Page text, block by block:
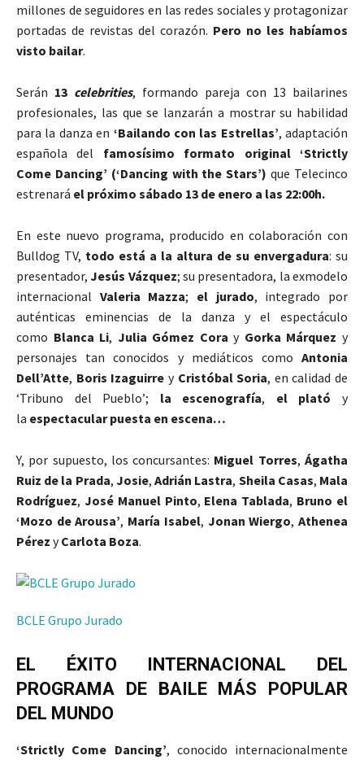
millones de seguidores en las redes sociales y protagonizar
portadas de revistas del corazón. Pero no les habíamos
visto bailar.
Serán 13 celebrities, formando pareja con 13 bailarines
profesionales, las que se lanzarán a mostrar su habilidad
para la danza en ‘Bailando con las Estrellas’, adaptación
española del famosísimo formato original ‘Strictly
Come Dancing’ (‘Dancing with the Stars’)que Telecinco
estrenará el próximo sábado 13 de enero a las 22:00h.
En este nuevo programa, producido en colaboración con
Bulldog TV, todo está a la altura de su envergadura: su
presentador,Jesús Vázquez; su presentadora, la exmodelo
internacional Valeria Mazza; el jurado, integrado por
auténticas eminencias de la danza y el espectáculo
como Blanca Li, Julia Gómez Cora y Gorka Márquez y
personajes tan conocidos y mediáticos como Antonia
Dell’Atte, Boris Izaguirre y Cristóbal Soria, en calidad de
‘Tribuno del Pueblo’; la escenografía, el plató y
la espectacular puesta en escena…
Y, por supuesto, los concursantes: Miguel Torres,Ágatha
Ruiz de la Prada, Josie,Adrián Lastra, Sheila Casas, Mala
Rodríguez, José Manuel Pinto, Elena Tablada, Bruno el
‘Mozo de Arousa’, María Isabel, Jonan Wiergo,Athenea
Pérez yCarlota Boza.
BCLE Grupo Jurado
EL ÉXITO INTERNACIONAL DEL
PROGRAMA DE BAILE MÁS POPULAR
DEL MUNDO
‘Strictly Come Dancing’, conocido internacionalmente